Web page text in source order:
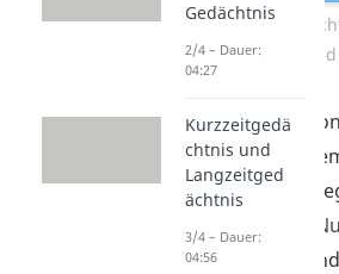
Seitliche
Hirnlappen
Übrigens:Der
Parietallappen,
Okzipitallappen
nebeneinander.
liegt unter den
Gedächtnis
2/4 – Dauer:
04:27
Kurzzeitgedä
chtnis und
Langzeitged
ächtnis
3/4 – Dauer:
04:56